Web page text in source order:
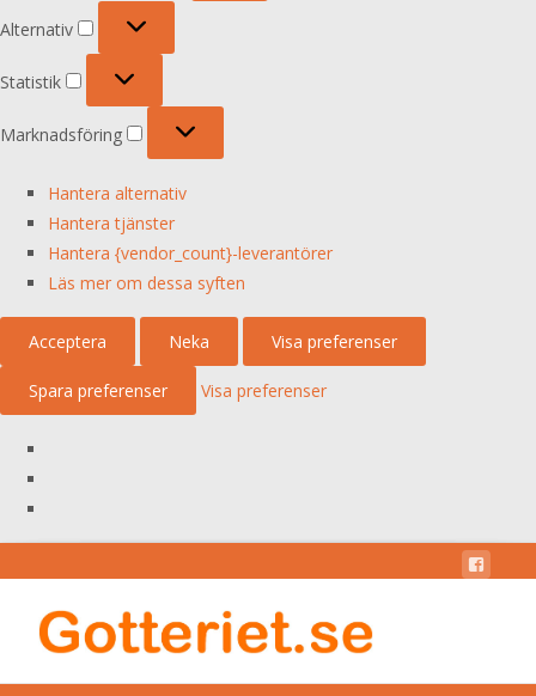
Alternativ
Statistik
Marknadsföring
Hantera alternativ
Hantera tjänster
Hantera {vendor_count}-leverantörer
Läs mer om dessa syften
Acceptera Neka Visa preferenser
Spara preferenser Visa preferenser